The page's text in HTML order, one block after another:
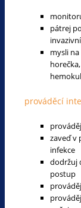
pátrej
mysli
prováděcí
zaveď v
infekce
dodržuj
postup